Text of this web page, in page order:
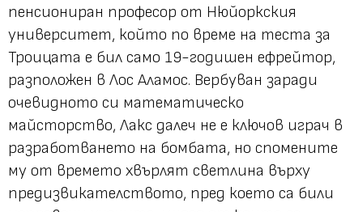
пенсиониран професор от Нюйоркския
университет, който по време на теста за
Троицата е бил само 19-годишен ефрейтор,
разположен в Лос Аламос. Вербуван заради
очевидното си математическо
майсторство, Лакс далеч не е ключов играч в
разработването на бомбата, но спомените
му от времето хвърлят светлина върху
предизвикателството, пред което са били